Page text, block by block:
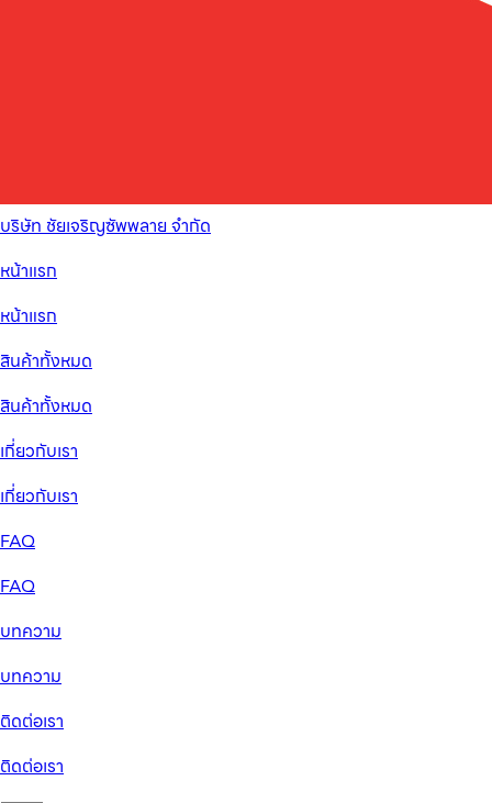
บริษัท ชัยเจริญซัพพลาย จำกัด
หน้าแรก
หน้าแรก
สินค้าทั้งหมด
สินค้าทั้งหมด
เกี่ยวกับเรา
เกี่ยวกับเรา
FAQ
FAQ
บทความ
บทความ
ติดต่อเรา
ติดต่อเรา